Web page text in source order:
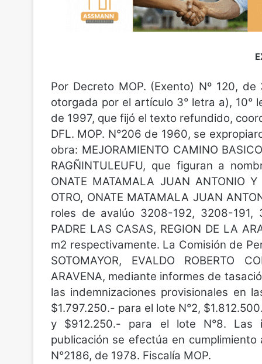
Por Decreto MOP. (Exento) Nº 120,
otorgada por el artículo 3° letra a), 10°
de 1997, que fijó el texto refundido,
DFL. MOP. N°206 de 1960, se
obra: MEJORAMIENTO CAMINO
RAGÑINTULEUFU, que figuran a
ONATE MATAMALA JUAN ANTONIO
OTRO, ONATE MATAMALA JUAN
roles de avalúo 3208-192, 3208-191,
PADRE LAS CASAS, REGION DE LA
m2 respectivamente. La Comisión de
SOTOMAYOR, EVALDO ROBERTO
ARAVENA, mediante informes de
las indemnizaciones provisionales en
$1.797.250.- para el lote N°2,
y $912.250.- para el lote N°8. Las
publicación se efectúa en
N°2186, de 1978. Fiscalía MOP.